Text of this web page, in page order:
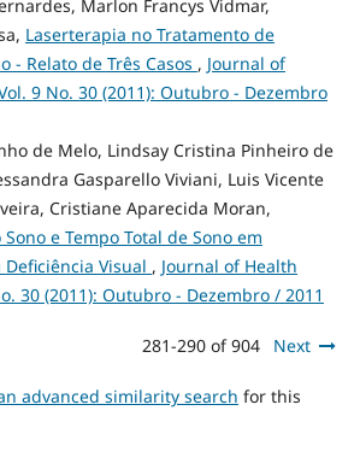
Marlon Francys Vidmar,
Laserterapia no Tratamento de
- Relato de Três Casos , Journal of
9 No. 30 (2011): Outubro - Dezembro
de Melo, Lindsay Cristina Pinheiro de
Gasparello Viviani, Luis Vicente
Cristiane Aparecida Moran,
e Tempo Total de Sono em
Visual , Journal of Health
30 (2011): Outubro - Dezembro / 2011
281-290 of 904 Next
advanced similarity search for this